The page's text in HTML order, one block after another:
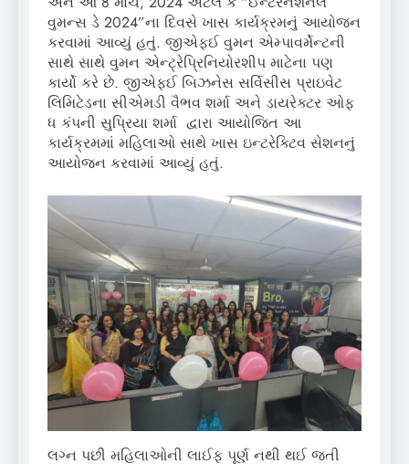
વુમન્સ ડે 2024”ના દિવસે ખાસ કાર્યક્રમનું આયોજન
કરવામાં આવ્યું હતું. જીએફઈ વુમન એમ્પાવર્મેન્ટની
સાથે સાથે વુમન એન્ટ્રેપ્રિનિયોરશીપ માટેના પણ
કાર્યો કરે છે. જીએફઈ બિઝનેસ સર્વિસીસ પ્રાઇવેટ
લિમિટેડના સીએમડી વૈભવ શર્મા અને ડાયરેક્ટર ઓફ
ધ કંપની સુપ્રિયા શર્મા દ્વારા આયોજિત આ
કાર્યક્રમમાં મહિલાઓ સાથે ખાસ ઇન્ટરેક્ટિવ સેશનનું
આયોજન કરવામાં આવ્યું હતું.
લગ્ન પછી મહિલાઓની લાઈફ પૂર્ણ નથી થઈ જતી